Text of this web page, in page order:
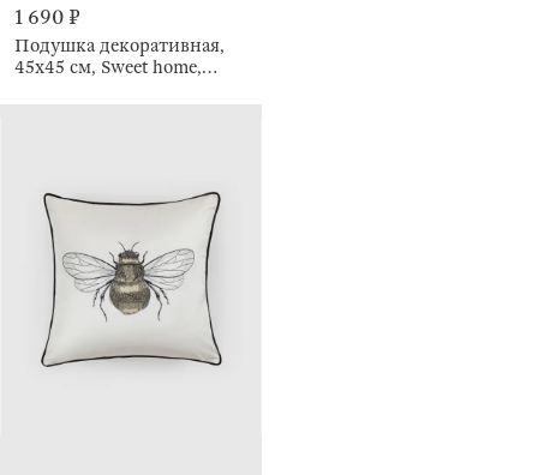
1 690 ₽
Подушка декоративная,
45х45 см, Sweet home,